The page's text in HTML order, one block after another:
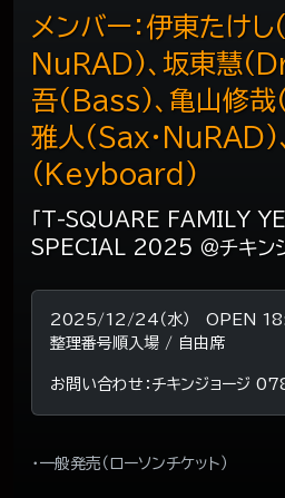
「T-SQUARE FAMILY
SPECIAL 2025 ＠チキン
メンバー：伊東たけし
NuRAD)、坂東慧
吾(Bass)、亀山修
雅人(Sax・NuRAD)
(Keyboard)
2025/12/24（水） OPEN
整理番号順入場 / 自由席
お問い合わせ：チキンジョー
・一般発売（ローソンチケット）